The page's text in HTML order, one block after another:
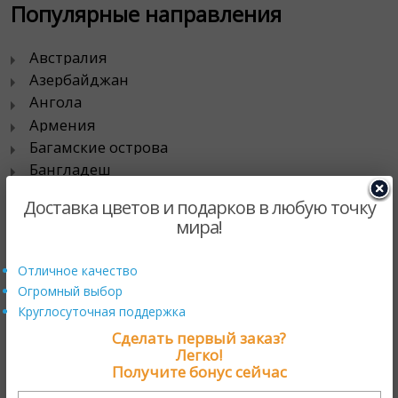
Популярные направления
Австралия
Азербайджан
Ангола
Армения
Багамские острова
Бангладеш
Беларусь
Болгария
Боливия
Бразилия
Великобритания
Гаити
Доставка цветов и подарков в любую точку
мира!
Отличное качество
Огромный выбор
Круглосуточная поддержка
Сделать первый заказ?
Легко!
Получите бонус сейчас